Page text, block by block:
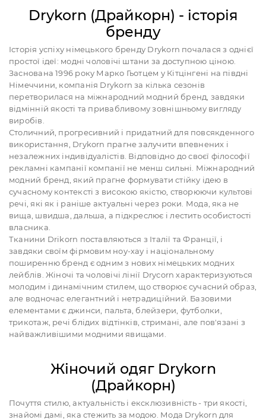
Drykorn (Драйкорн) - історія
бренду
Історія успіху німецького бренду Drykorn почалася з однієї
простої ідеї: модні чоловічі штани за доступною ціною.
Заснована 1996 року Марко Гьотцем у Кітцінгені на півдні
Німеччини, компанія Drykorn за кілька сезонів
перетворилася на міжнародний модний бренд, завдяки
відмінній якості та привабливому зовнішньому вигляду
виробів.
Столичний, прогресивний і придатний для повсякденного
використання, Drykorn прагне залучити впевнених і
незалежних індивідуалістів. Відповідно до своєї філософії
рекламні кампанії компанії не менш сильні. Міжнародний
модний бренд, який прагне формувати стійку ідею в
сучасному контексті з високою якістю, створюючи культові
речі, які як і раніше актуальні через роки. Мода, яка не
вища, швидша, дальша, а підкреслює і лестить особистості
власника.
Тканини Drikorn поставляються з Італії та Франції, і
завдяки своїм фірмовим ноу-хау і національному
поширенню бренд є одним з нових німецьких модних
лейблів. Жіночі та чоловічі лінії Drycorn характеризуються
молодим і динамічним стилем, що створює сучасний образ,
але водночас елегантний і нетрадиційний. Базовими
елементами є джинси, пальта, блейзери, футболки,
трикотаж, речі блідих відтінків, стримані, але пов'язані з
найважливішими модними явищами.
Жіночий одяг Drykorn
(Драйкорн)
Почуття стилю, актуальність і ексклюзивність - три якості,
знайомі дамі, яка стежить за модою. Мода Drykorn для